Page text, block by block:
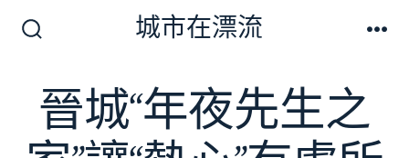
切
換
開
關
城市在漂流
晉城“年夜先生之